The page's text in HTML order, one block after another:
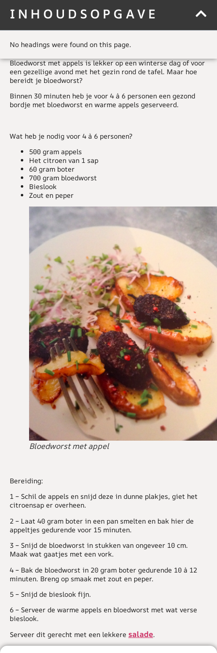
INHOUDSOPGAVE
No headings were found on this page.
Bloedworst met appels is lekker op een winterse dag of voor
een gezellige avond met het gezin rond de tafel. Maar hoe
bereidt je bloedworst?
Binnen 30 minuten heb je voor 4 à 6 personen een gezond
bordje met bloedworst en warme appels geserveerd.
Wat heb je nodig voor 4 à 6 personen?
500 gram appels
Het citroen van 1 sap
60 gram boter
700 gram bloedworst
Bieslook
Zout en peper
Bloedworst met appel
Bereiding:
1 – Schil de appels en snijd deze in dunne plakjes, giet het
citroensap er overheen.
2 – Laat 40 gram boter in een pan smelten en bak hier de
appeltjes gedurende voor 15 minuten.
3 – Snijd de bloedworst in stukken van ongeveer 10 cm.
Maak wat gaatjes met een vork.
4 – Bak de bloedworst in 20 gram boter gedurende 10 à 12
minuten. Breng op smaak met zout en peper.
5 – Snijd de bieslook fijn.
6 – Serveer de warme appels en bloedworst met wat verse
bieslook.
Serveer dit gerecht met een lekkere salade.